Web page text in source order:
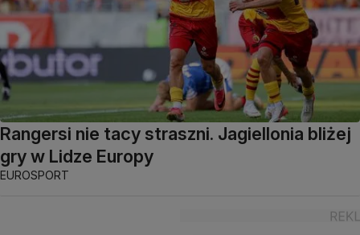
Rangersi nie tacy straszni. Jagiellonia bliżej
gry w Lidze Europy
EUROSPORT